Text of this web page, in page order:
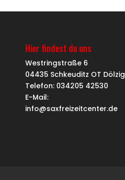
Hier findest du uns
Westringstraße 6
04435 Schkeuditz OT Dölzig
Telefon: 034205 42530
E-Mail:
info@saxfreizeitcenter.de